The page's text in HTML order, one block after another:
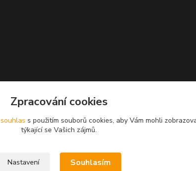
Zpracování cookies
souhlas s použitím souborů cookies, aby Vám mohli
týkající se Vašich zájmů.
Nastavení Souhlasím